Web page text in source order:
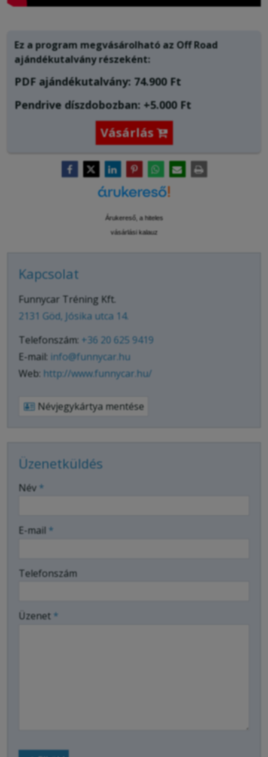
Ez a program megvásárolható az Off Road
ajándékutalványrészeként:
PDF ajándékutalvány: 74.900 Ft
Pendrive díszdobozban: +5.000 Ft
Vásárlás 
Árukereső, a hiteles
vásárlási kalauz
Kapcsolat
Funnycar Tréning Kft.
2131 Göd, Jósika utca 14.
Telefonszám: +36 20 625 9419
E-mail: info@funnycar.hu
Web: http://www.funnycar.hu/
Névjegykártya mentése
Üzenetküldés
-
-
Név *
E-mail *
Telefonszám
Üzenet *